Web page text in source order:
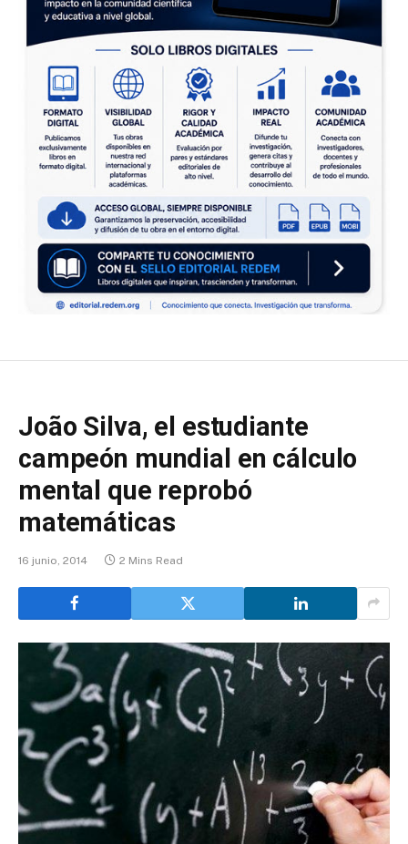
João Silva, el estudiante
campeón mundial en cálculo
mental que reprobó
matemáticas
16 junio, 2014 2 Mins Read